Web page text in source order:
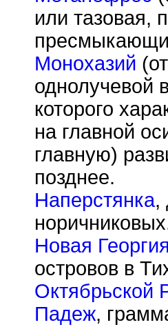
или тазовая,
Монохазий
однолучевой
которого
на главной
главную)
позднее.
Наперстянка,
Новая Георгия
островов в
Октябрьской
Падеж,